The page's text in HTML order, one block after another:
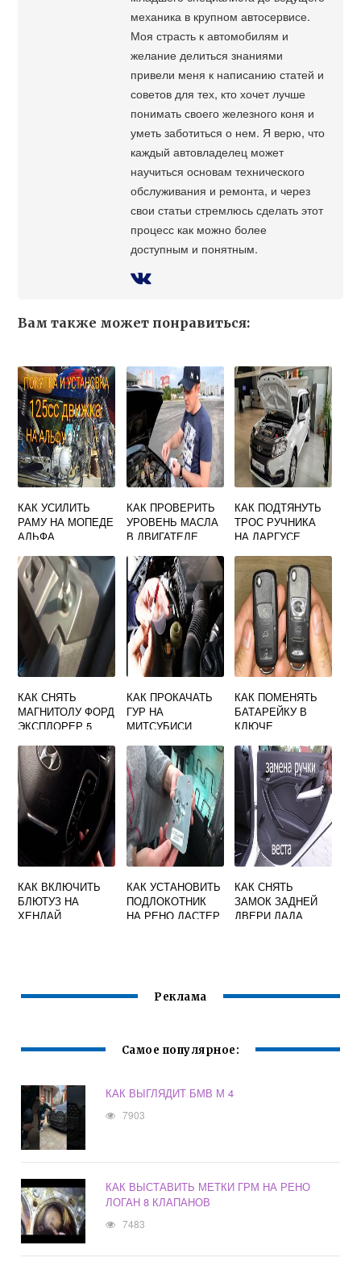
механика в крупном автосервисе.
Моя страсть к автомобилям и
желание делиться знаниями
привели меня к написанию статей и
советов для тех, кто хочет лучше
понимать своего железного коня и
уметь заботиться о нем. Я верю, что
каждый автовладелец может
научиться основам технического
обслуживания и ремонта, и через
свои статьи стремлюсь сделать этот
процесс как можно более
доступным и понятным.
Вам также может понравиться:
КАК УСИЛИТЬ
РАМУ НА МОПЕДЕ
АЛЬФА
КАК ПРОВЕРИТЬ
УРОВЕНЬ МАСЛА
В ДВИГАТЕЛЕ
КАК ПОДТЯНУТЬ
ТРОС РУЧНИКА
НА ЛАРГУСЕ
КАК СНЯТЬ
МАГНИТОЛУ ФОРД
ЭКСПЛОРЕР 5
КАК ПРОКАЧАТЬ
ГУР НА
МИТСУБИСИ
КАК ПОМЕНЯТЬ
БАТАРЕЙКУ В
КЛЮЧЕ
ПОЛО
КАК ВКЛЮЧИТЬ
БЛЮТУЗ НА
ХЕНДАЙ
КАК УСТАНОВИТЬ
ПОДЛОКОТНИК
НА РЕНО ДАСТЕР
КАК СНЯТЬ
ЗАМОК ЗАДНЕЙ
ДВЕРИ ЛАДА
Реклама
Самое популярное:
КАК ВЫГЛЯДИТ БМВ М 4
7903
КАК ВЫСТАВИТЬ МЕТКИ ГРМ НА РЕНО
ЛОГАН 8 КЛАПАНОВ
7483